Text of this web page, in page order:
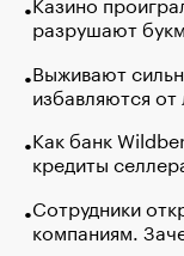
разрушают
Выживают
избавляются
Как банк
кредиты
Сотрудники
компаниям.